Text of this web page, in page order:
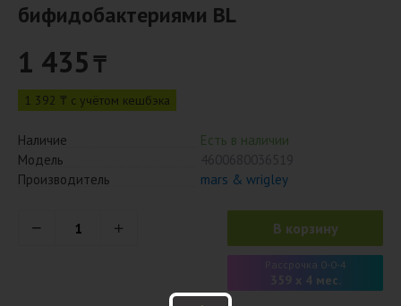
бифидобактериями BL
1 435 ₸
1 392 ₸ с учётом кешбэка
Наличие
Есть в наличии
Модель
Производитель
mars & wrigley
В корзину
Рассрочка 0-0-4
359 x 4 мес.